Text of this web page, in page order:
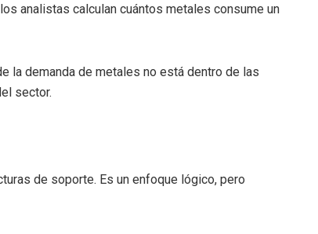
analistas calculan cuántos metales consume un
la demanda de metales no está dentro de las
sector.
de soporte. Es un enfoque lógico, pero